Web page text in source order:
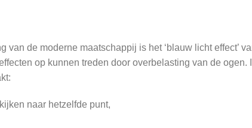
de moderne maatschappij is het ‘blauw licht effect’
op kunnen treden door overbelasting van de ogen.
naar hetzelfde punt,